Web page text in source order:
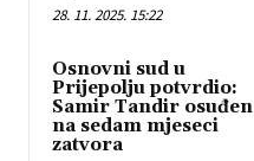
28. 11. 2025. 15:22
Osnovni sud u
Prijepolju potvrdio:
Samir Tandir osuđen
na sedam mjeseci
zatvora